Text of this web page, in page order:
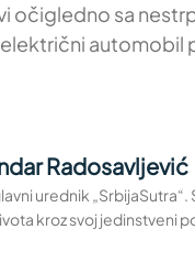
očigledno sa
Radosavljević
urednik
kroz svoj jedinstveni